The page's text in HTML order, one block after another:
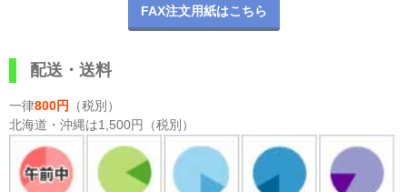
FAX注文用紙はこちら
配送・送料
一律800円
（税別）
北海道・沖縄は1,500円（税別）